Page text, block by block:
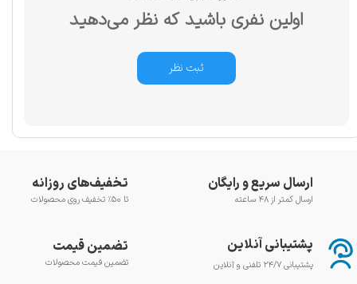
اولین نفری باشید که نظر می‌دهید
ثبت نظر
ارسال سریع و رایگان
ارسال کمتر از ۴۸ ساعته
تخفیف‌های روزانه
تا ۵۰٪ تخفیف روی محصولات
پشتیبانی آنلاین
پشتیبانی ۲۴/۷ تلفنی و آنلاین
تضمین قیمت
تضمین قیمت محصولات